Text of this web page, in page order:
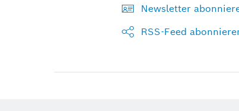
Newsletter
RSS-Feed